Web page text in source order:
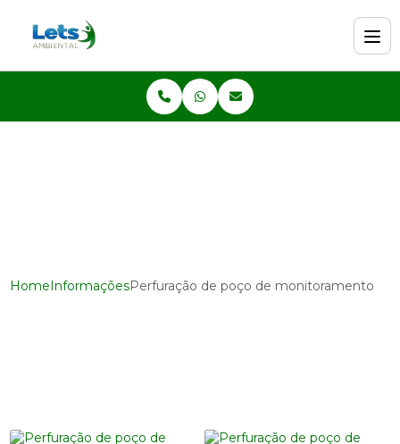
HomeInformaçõesPerfuração de poço de monitoramento